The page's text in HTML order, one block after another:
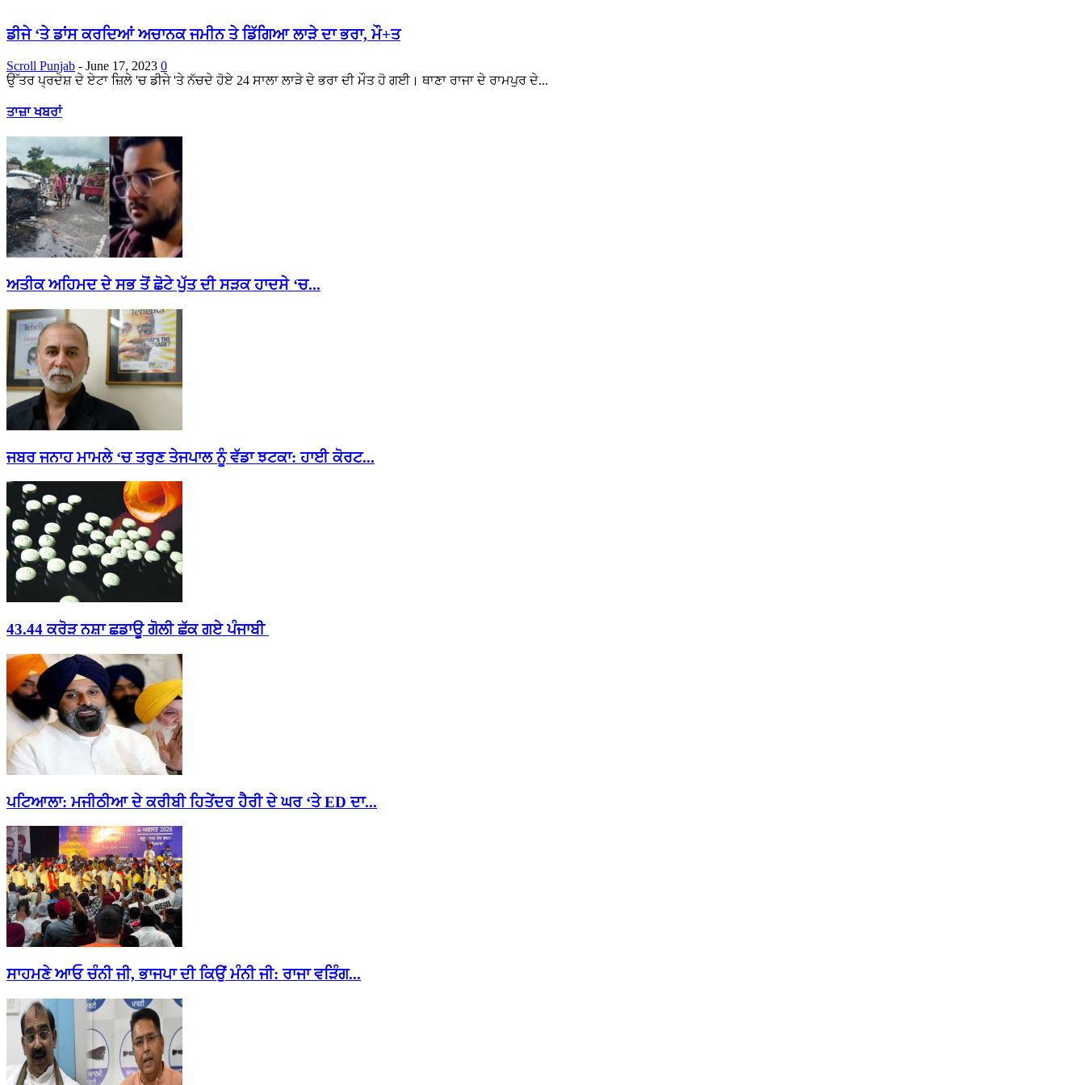
ਡੀਜੇ ‘ਤੇ ਡਾਂਸ ਕਰਦਿਆਂ ਅਚਾਨਕ ਜਮੀਨ ਤੇ ਡਿੱਗਿਆ ਲਾੜੇ ਦਾ ਭਰਾ, ਮੌ+ਤ
Scroll Punjab - June 17, 2023 0
ਉੱਤਰ ਪ੍ਰਦੇਸ਼ ਦੇ ਏਟਾ ਜ਼ਿਲੇ 'ਚ ਡੀਜੇ 'ਤੇ ਨੱਚਦੇ ਹੋਏ 24 ਸਾਲਾ ਲਾੜੇ ਦੇ ਭਰਾ ਦੀ ਮੌਤ ਹੋ ਗਈ। ਥਾਣਾ ਰਾਜਾ ਦੇ ਰਾਮਪੁਰ ਦੇ...
ਤਾਜ਼ਾ ਖਬਰਾਂ
ਅਤੀਕ ਅਹਿਮਦ ਦੇ ਸਭ ਤੋਂ ਛੋਟੇ ਪੁੱਤ ਦੀ ਸੜਕ ਹਾਦਸੇ ‘ਚ...
ਜਬਰ ਜਨਾਹ ਮਾਮਲੇ ‘ਚ ਤਰੁਣ ਤੇਜਪਾਲ ਨੂੰ ਵੱਡਾ ਝਟਕਾ: ਹਾਈ ਕੋਰਟ...
43.44 ਕਰੋੜ ਨਸ਼ਾ ਛਡਾਊ ਗੋਲੀ ਛੱਕ ਗਏ ਪੰਜਾਬੀ
ਪਟਿਆਲਾ: ਮਜੀਠੀਆ ਦੇ ਕਰੀਬੀ ਹਿਤੇਂਦਰ ਹੈਰੀ ਦੇ ਘਰ ‘ਤੇ ED ਦਾ...
ਸਾਹਮਣੇ ਆਓ ਚੰਨੀ ਜੀ, ਭਾਜਪਾ ਦੀ ਕਿਉਂ ਮੰਨੀ ਜੀ: ਰਾਜਾ ਵੜਿੰਗ...